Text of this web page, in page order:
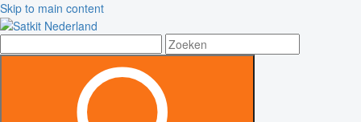
Skip to main content